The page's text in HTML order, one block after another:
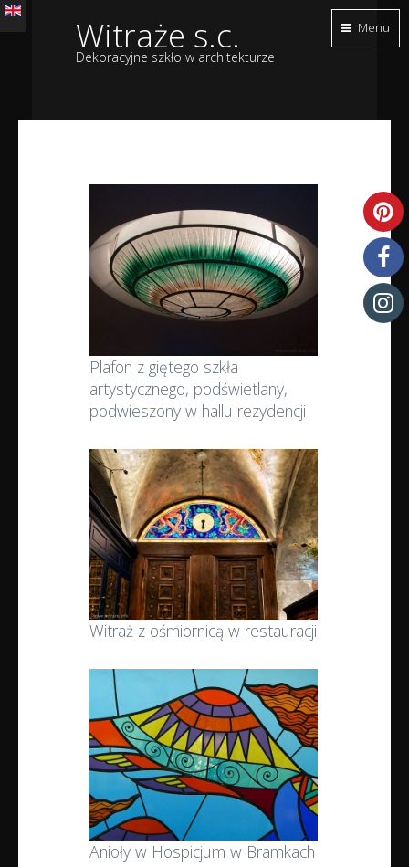
Witraże s.c.
Dekoracyjne szkło w architekturze
Plafon z giętego szkła
artystycznego, podświetlany,
podwieszony w hallu rezydencji
Witraż z ośmiornicą w restauracji
Anioły w Hospicjum w Bramkach
Menu